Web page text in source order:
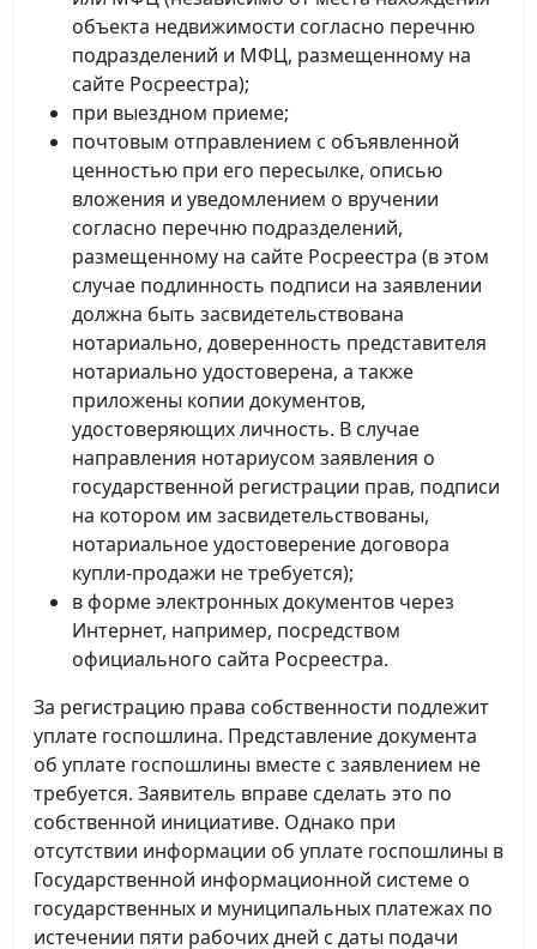
объекта недвижимости согласно перечню
подразделений и МФЦ, размещенному на
сайте Росреестра);
при выездном приеме;
почтовым отправлением с объявленной
ценностью при его пересылке, описью
вложения и уведомлением о вручении
согласно перечню подразделений,
размещенному на сайте Росреестра (в этом
случае подлинность подписи на заявлении
должна быть засвидетельствована
нотариально, доверенность представителя
нотариально удостоверена, а также
приложены копии документов,
удостоверяющих личность. В случае
направления нотариусом заявления о
государственной регистрации прав, подписи
на котором им засвидетельствованы,
нотариальное удостоверение договора
купли-продажи не требуется);
в форме электронных документов через
Интернет, например, посредством
официального сайта Росреестра.
За регистрацию права собственности подлежит
уплате госпошлина. Представление документа
об уплате госпошлины вместе с заявлением не
требуется. Заявитель вправе сделать это по
собственной инициативе. Однако при
отсутствии информации об уплате госпошлины в
Государственной информационной системе о
государственных и муниципальных платежах по
истечении пяти рабочих дней с даты подачи